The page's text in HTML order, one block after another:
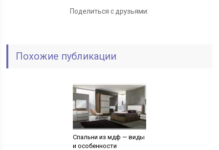
Поделиться с друзьями:
Похожие публикации
Спальни из мдф — виды
и особенности